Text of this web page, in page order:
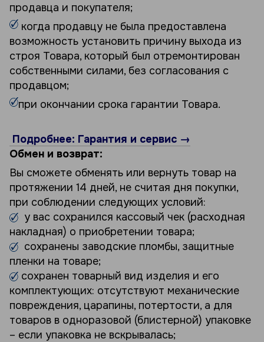
продавца и покупателя;
когда продавцу не была предоставлена
возможность установить причину выхода из
строя Товара, который был отремонтирован
собственными силами, без согласования с
продавцом;
при окончании срока гарантии Товара.
Подробнее: Гарантия и сервис →
Обмен и возврат:
Вы сможете обменять или вернуть товар на
протяжении 14 дней, не считая дня покупки,
при соблюдении следующих условий:
у вас сохранился кассовый чек (расходная
накладная) о приобретении товара;
сохранены заводские пломбы, защитные
пленки на товаре;
сохранен товарный вид изделия и его
комплектующих: отсутствуют механические
повреждения, царапины, потертости, а для
товаров в одноразовой (блистерной) упаковке
– если упаковка не вскрывалась;